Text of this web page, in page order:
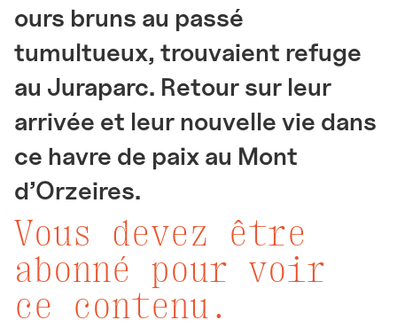
ours bruns au passé
tumultueux, trouvaient refuge
au Juraparc. Retour sur leur
arrivée et leur nouvelle vie dans
ce havre de paix au Mont
d’Orzeires.
Vous devez être
abonné pour voir
ce contenu.